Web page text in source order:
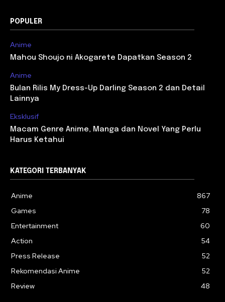
POPULER
Anime
Mahou Shoujo ni Akogarete Dapatkan Season 2
Anime
Bulan Rilis My Dress-Up Darling Season 2 dan Detail
Lainnya
Eksklusif
Macam Genre Anime, Manga dan Novel Yang Perlu
Harus Ketahui
KATEGORI TERBANYAK
Anime
867
Games
78
Entertainment
60
Action
54
Press Release
52
Rekomendasi Anime
52
Review
48